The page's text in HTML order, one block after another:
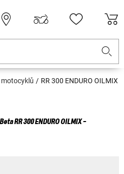
RR 300 ENDURO OILMIX
BetaRR 300 ENDURO OILMIX -